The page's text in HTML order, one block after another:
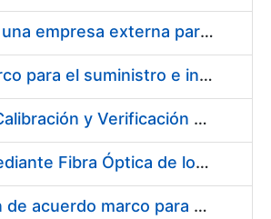
Servicios de una empresa externa para el asesoramiento y resolución de los recursos de alzada que se presentan relacionados con procesos de selección para la FNMT-RCM
Acuerdo marco para el suministro e instalación de persianas, estores y otros complementos
Servicio de Calibración y Verificación Externa de los Equipos de Medición del Servicio de Prevención de la FNMT-RCM
Conexión mediante Fibra Óptica de los Centros de Proceso de Datos (CPDs) de las sedes de la FNMT-RCM de Burgos y Madrid
Contratación de acuerdo marco para el Suministro de Material de Electricidad para la Fábrica Nacional de Moneda y Timbre-Real Casa de la Moneda en su centro de trabajo de Burgos